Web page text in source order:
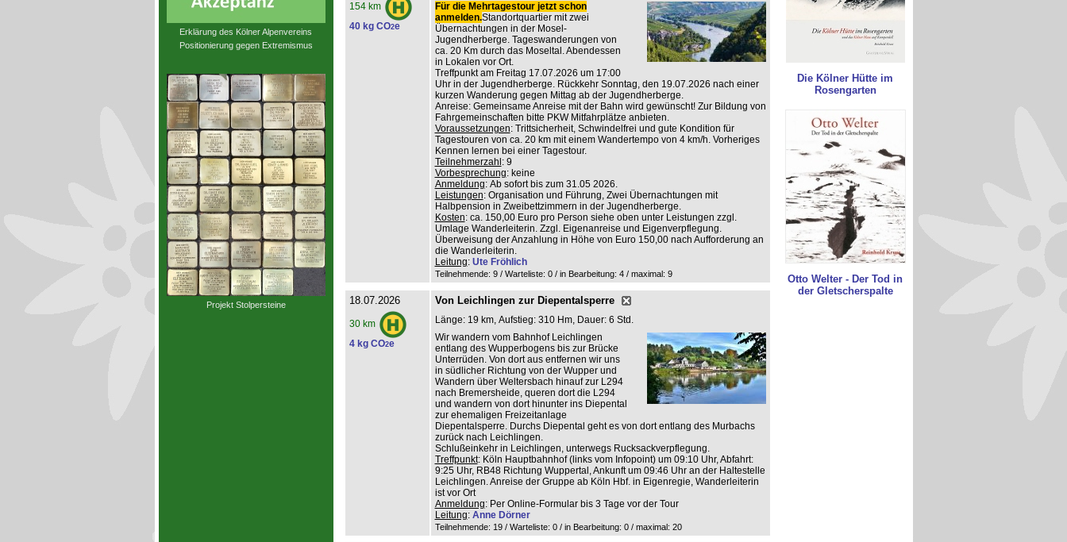
Erklärung des Kölner Alpenvereins
Positionierung gegen Extremismus
Projekt Stolpersteine
154 km
40 kg CO2e
Für die Mehrtagestour jetzt schon
anmelden.Standortquartier mit zwei
Übernachtungen in der Mosel-
Jugendherberge. Tageswanderungen von
ca. 20 Km durch das Moseltal. Abendessen
in Lokalen vor Ort.
Treffpunkt am Freitag 17.07.2026 um 17:00
Uhr in der Jugendherberge. Rückkehr Sonntag, den 19.07.2026 nach einer
kurzen Wanderung gegen Mittag ab der Jugendherberge.
Anreise: Gemeinsame Anreise mit der Bahn wird gewünscht! Zur Bildung von
Fahrgemeinschaften bitte PKW Mitfahrplätze anbieten.
Voraussetzungen: Trittsicherheit, Schwindelfrei und gute Kondition für
Tagestouren von ca. 20 km mit einem Wandertempo von 4 km/h. Vorheriges
Kennen lernen bei einer Tagestour.
Teilnehmerzahl : 9
Vorbesprechung: keine
Anmeldung: Ab sofort bis zum 31.05 2026.
Leistungen: Organisation und Führung, Zwei Übernachtungen mit
Halbpension in Zweibettzimmern in der Jugendherberge.
Kosten: ca. 150,00 Euro pro Person siehe oben unter Leistungen zzgl.
Umlage Wanderleiterin. Zzgl. Eigenanreise und Eigenverpflegung.
Überweisung der Anzahlung in Höhe von Euro 150,00 nach Aufforderung an
die Wanderleiterin.
Leitung: Ute Fröhlich
Teilnehmende: 9 / Warteliste: 0 / in Bearbeitung: 4 / maximal: 9
18.07.2026
30 km
4 kg CO2e
Von Leichlingen zur Diepentalsperre
Länge: 19 km, Aufstieg: 310 Hm, Dauer: 6 Std.
Wir wandern vom Bahnhof Leichlingen
entlang des Wupperbogens bis zur Brücke
Unterrüden. Von dort aus entfernen wir uns
in südlicher Richtung von der Wupper und
Wandern über Weltersbach hinauf zur L294
nach Bremersheide, queren dort die L294
und wandern von dort hinunter ins Diepental
zur ehemaligen Freizeitanlage
Diepentalsperre. Durchs Diepental geht es von dort entlang des Murbachs
zurück nach Leichlingen.
Schlußeinkehr in Leichlingen, unterwegs Rucksackverpflegung.
Treffpunkt: Köln Hauptbahnhof (links vom Infopoint) um 09:10 Uhr, Abfahrt:
9:25 Uhr, RB48 Richtung Wuppertal, Ankunft um 09:46 Uhr an der Haltestelle
Leichlingen. Anreise der Gruppe ab Köln Hbf. in Eigenregie, Wanderleiterin
ist vor Ort
Anmeldung: Per Online-Formular bis 3 Tage vor der Tour
Leitung: Anne Dörner
Teilnehmende: 19 / Warteliste: 0 / in Bearbeitung: 0 / maximal: 20
Die Kölner Hütte im
Rosengarten
Otto Welter - Der Tod in
der Gletscherspalte